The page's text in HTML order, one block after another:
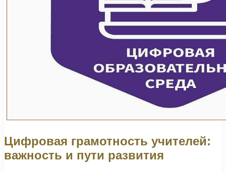
Цифровая грамотность учителей:
важность и пути развития